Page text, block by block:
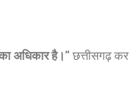
अधिकार है।” छत्तीसगढ़ कर